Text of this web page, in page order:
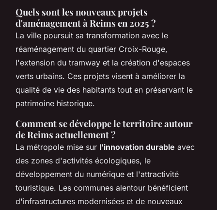
Quels sont les nouveaux projets
d'aménagement à Reims en 2025 ?
La ville poursuit sa transformation avec le
réaménagement du quartier Croix-Rouge,
l'extension du tramway et la création d'espaces
verts urbains. Ces projets visent à améliorer la
qualité de vie des habitants tout en préservant le
patrimoine historique.
Comment se développe le territoire autour
de Reims actuellement ?
La métropole mise sur l'innovation durable avec
des zones d'activités écologiques, le
développement du numérique et l'attractivité
touristique. Les communes alentour bénéficient
d'infrastructures modernisées et de nouveaux